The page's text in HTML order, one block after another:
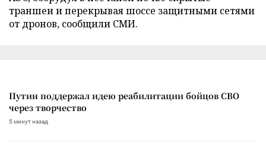
траншеи и перекрывая шоссе защитными сетями
от дронов, сообщили СМИ.
Путин поддержал идею реабилитации бойцов СВО
через творчество
5 минут назад